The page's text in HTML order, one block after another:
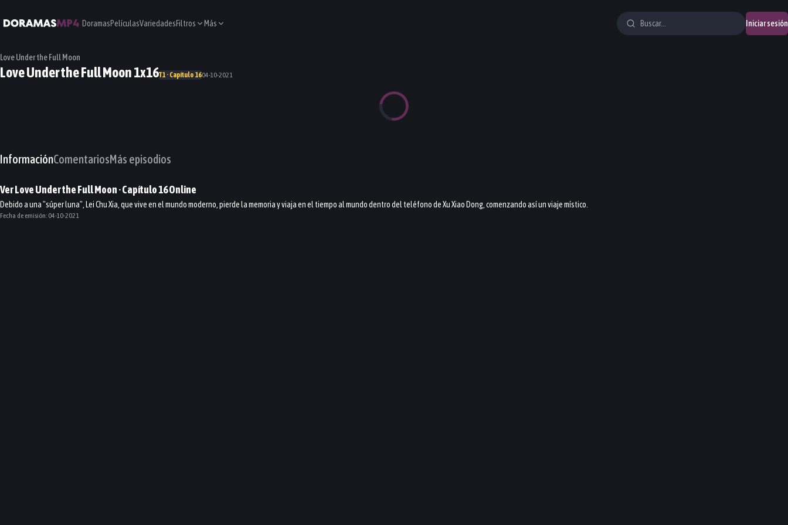
DoramasPelículasVariedadesFiltros Más Iniciar sesión
Love Under the Full Moon
Love Under the Full Moon 1x16T1 · Capítulo 1604-10-2021
InformaciónComentariosMás episodios
VerLove Under the Full Moon· Capítulo16Online
Debido a una "súper luna", Lei Chu Xia, que vive en el mundo moderno, pierde la memoria y viaja en el tiempo al mundo dentro del teléfono de Xu Xiao Dong, comenzando así un viaje místico.
Fecha de emisión: 04-10-2021